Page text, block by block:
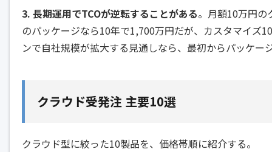
3. 長期運用でTCOが逆転することがある。月額10万円の
のパッケージなら10年で1,700万円だが、カスタマイズ
ンで自社規模が拡大する見通しなら、最初からパッケー
クラウド受発注 主要10選
クラウド型に絞った10製品を、価格帯順に紹介する。